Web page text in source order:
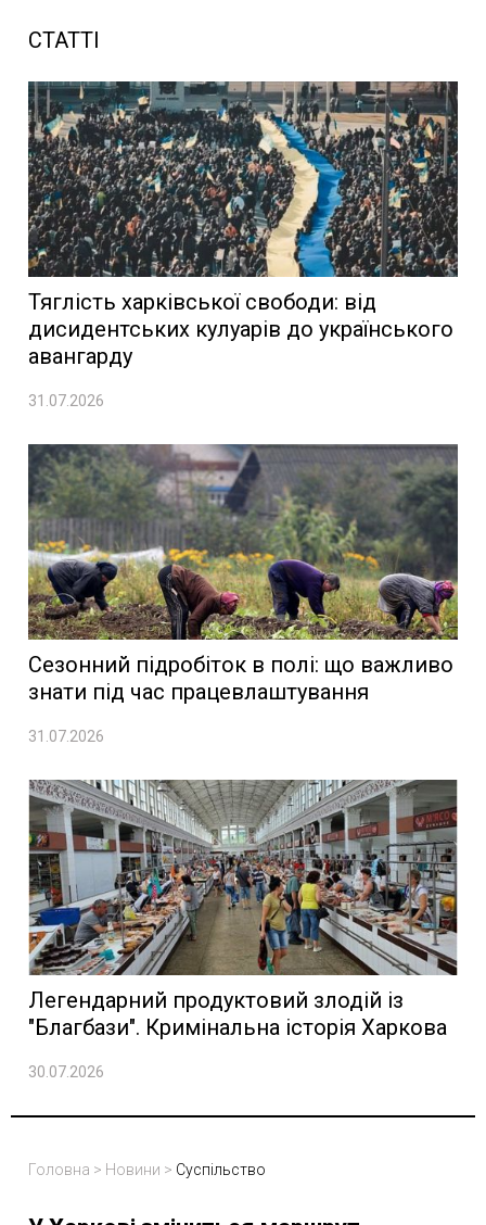
СТАТТІ
Тяглість харківської свободи: від
дисидентських кулуарів до українського
авангарду
31.07.2026
Сезонний підробіток в полі: що важливо
знати під час працевлаштування
31.07.2026
Легендарний продуктовий злодій із
"Благбази". Кримінальна історія Харкова
30.07.2026
Головна > Новини > Суспільство